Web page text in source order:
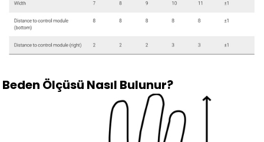
Beden Ölçüsü Nasıl Bulunur?